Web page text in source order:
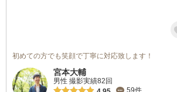
初めての方でも笑顔で丁寧に対応致します！
宮本大輔
男性 撮影実績82回